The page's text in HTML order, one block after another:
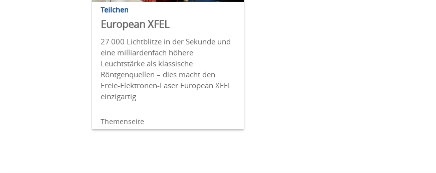
Teilchen
European XFEL
27 000 Lichtblitze in der Sekunde und
eine milliardenfach höhere
Leuchtstärke als klassische
Röntgenquellen – dies macht den
Freie-Elektronen-Laser European XFEL
einzigartig.
Themenseite